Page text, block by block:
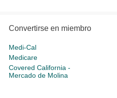
Convertirse en miembro
Medi-Cal
Medicare
Covered California -
Mercado de Molina